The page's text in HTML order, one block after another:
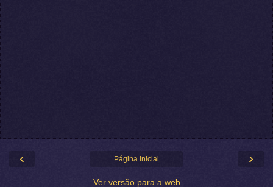
‹ ›
Página inicial
Ver versão para a web